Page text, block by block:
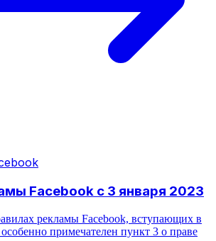
Facebook с 3 января 2023
рекламы Facebook, вступающих в
примечателен пункт 3 о праве